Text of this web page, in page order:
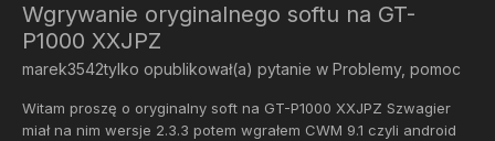
Wgrywanie oryginalnego softu na GT-
P1000 XXJPZ
marek3542tylko opublikował(a) pytanie w Problemy, pomoc
Witam proszę o oryginalny soft na GT-P1000 XXJPZ Szwagier
miał na nim wersje 2.3.3 potem wgrałem CWM 9.1 czyli android